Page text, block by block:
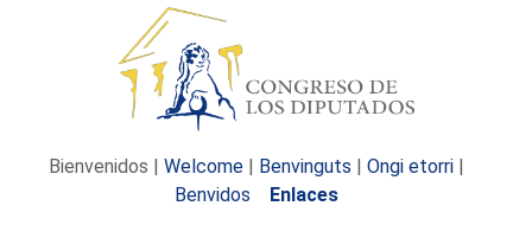
Bienvenidos | Welcome | Benvinguts | Ongi etorri |
Benvidos
Enlaces